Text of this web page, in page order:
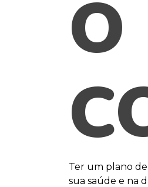
O
Ter um plano
sua saúde e na